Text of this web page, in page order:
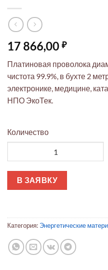
17 866,00 ₽
Платиновая проволока
чистота 99.9%, в бухте 2
электронике, медицине,
НПО ЭкоТек.
Количество
В ЗАЯВКУ
Категория: Энергетические